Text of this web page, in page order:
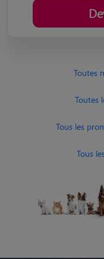
Toutes
Toutes
Tous les
Tous